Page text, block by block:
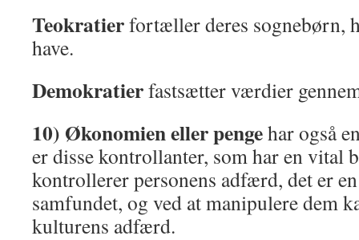
Teokratierfortæller deres sognebørn,
have.
Demokratierfastsætter værdier
10) Økonomien eller pengehar også
er disse kontrollanter, som har en vital
kontrollerer personens adfærd, det er
samfundet, og ved at manipulere dem
kulturens adfærd.